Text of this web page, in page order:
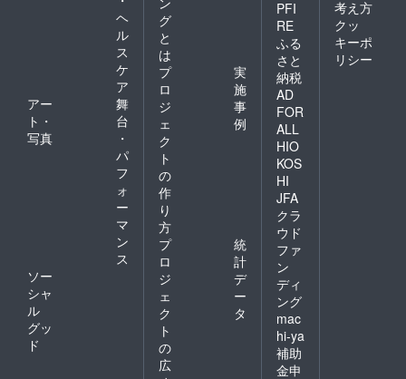
ヘ
ル
ス
ケ
ア
アー
ト・
写真
舞
台
・
パ
フ
ォ
ー
マ
ン
ス
ソー
シャ
ル
グッ
ド
グ
と
は
プ
ロ
ジ
ェ
ク
ト
の
作
り
方
実
施
事
例
プ
ロ
ジ
ェ
ク
ト
の
広
統
計
デ
ー
タ
PFI
RE
ふる
さと
納税
AD
FOR
ALL
HIO
KOS
HI
JFA
クラ
ウド
ファ
ン
ディ
ング
mac
hi-ya
補助
金申
考え方
クッ
キーポ
リシー